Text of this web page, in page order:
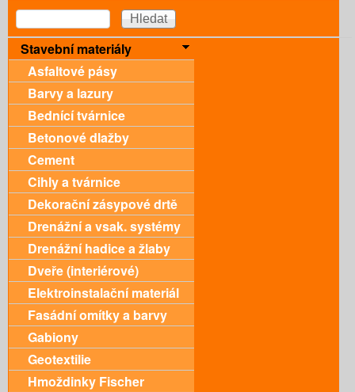
Vyhledávání
Hledat
Stavební materiály
Asfaltové pásy
Barvy a lazury
Bednící tvárnice
Betonové dlažby
Cement
Cihly a tvárnice
Dekorační zásypové drtě
Drenážní a vsak. systémy
Drenážní hadice a žlaby
Dveře (interiérové)
Elektroinstalační materiál
Fasádní omítky a barvy
Gabiony
Geotextilie
Hmoždinky Fischer